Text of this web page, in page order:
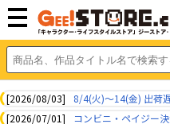
[2026/08/03]
8/4(火)～14(金) 出荷
[2026/07/01]
コンビニ・ペイジー